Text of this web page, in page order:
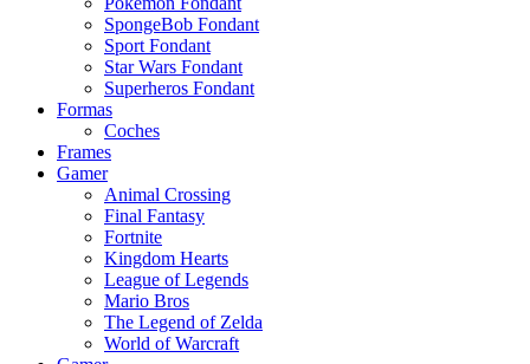
SpongeBob Fondant
Sport Fondant
Star Wars Fondant
Superheros Fondant
Formas
Coches
Frames
Gamer
Animal Crossing
Final Fantasy
Fortnite
Kingdom Hearts
League of Legends
Mario Bros
The Legend of Zelda
World of Warcraft